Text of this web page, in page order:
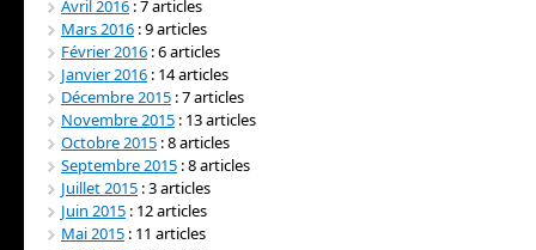
Avril 2016 : 7 articles
Mars 2016 : 9 articles
Février 2016 : 6 articles
Janvier 2016 : 14 articles
Décembre 2015 : 7 articles
Novembre 2015 : 13 articles
Octobre 2015 : 8 articles
Septembre 2015 : 8 articles
Juillet 2015 : 3 articles
Juin 2015 : 12 articles
Mai 2015 : 11 articles